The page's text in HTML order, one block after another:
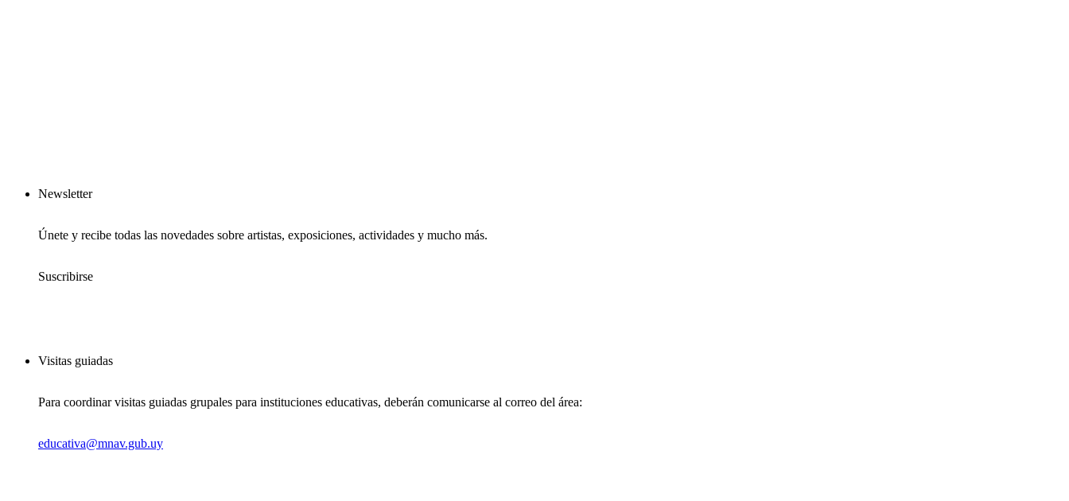
Newsletter
Únete y recibe todas las novedades sobre artistas, exposiciones, actividades y mucho más.
Suscribirse
Visitas guiadas
Para coordinar visitas guiadas grupales para instituciones educativas, deberán comunicarse al correo del área:
educativa@mnav.gub.uy